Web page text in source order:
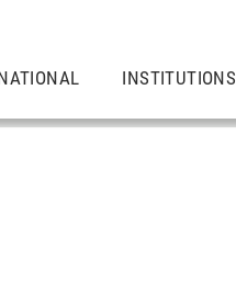
INSTITUTIONS